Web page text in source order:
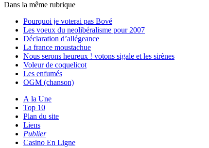
Dans la même rubrique
Pourquoi je voterai pas Bové
Les voeux du neolibéralisme pour 2007
Déclaration d’allégeance
La france moustachue
Nous serons heureux ! votons sigale et les sirènes
Voleur de coquelicot
Les enfumés
OGM (chanson)
A la Une
Top 10
Plan du site
Liens
Publier
Casino En Ligne